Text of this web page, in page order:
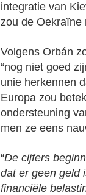
integratie van
zou de Oekraïne
Volgens Orbán
“nog niet goed
unie herkennen
Europa zou
ondersteuning
men ze eens
“De cijfers
dat er geen geld
financiële